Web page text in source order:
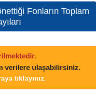
Fonların Toplam
verilere ulaşabilirsiniz.
tıklayınız.